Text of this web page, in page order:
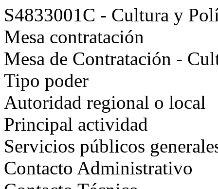
S4833001C - Cultura y
Mesa contratación
Mesa de Contratación -
Tipo poder
Autoridad regional o local
Principal actividad
Servicios públicos
Contacto Administrativo